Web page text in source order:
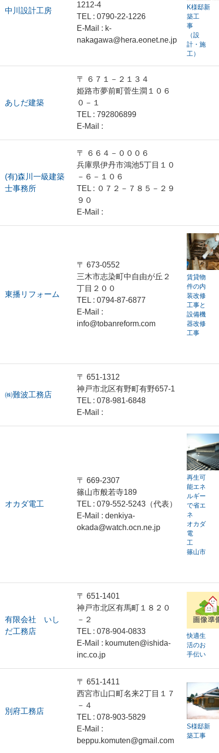
中川設計工房
1212-4
TEL : 0790-22-1226
E-Mail : k-
nakagawa@hera.eonet.ne.jp
K様邸新
築工
事
（設
計・施
工）
あしだ建築
〒 ６７１－２１３４
姫路市夢前町菅生澗１０６
０－１
TEL : 792806899
E-Mail :
(有)森川一級建築
士事務所
〒 ６６４－０００６
兵庫県伊丹市鴻池5丁目１０
－６－１０６
TEL : ０７２－７８５－２９
９０
E-Mail :
東播リフォーム
〒 673-0552
三木市志染町中自由が丘２
丁目２００
TEL : 0794-87-6877
E-Mail :
info@tobanreform.com
賃貸物
件の内
装改修
工事と
設備機
器改修
工事
㈱難波工務店
〒 651-1312
神戸市北区有野町有野657-1
TEL : 078-981-6848
E-Mail :
オカダ電工
〒 669-2307
篠山市般若寺189
TEL : 079-552-5243（代表）
E-Mail : denkiya-
okada@watch.ocn.ne.jp
再生可
能エネ
ルギー
で省エ
ネ
オカダ
電
工
篠山市
有限会社 いし
だ工務店
〒 651-1401
神戸市北区有馬町１８２０
－２
TEL : 078-904-0833
E-Mail : koumuten@ishida-
inc.co.jp
快適生
活のお
手伝い
別府工務店
〒 651-1411
西宮市山口町名来2丁目１７
－４
TEL : 078-903-5829
E-Mail :
beppu.komuten@gmail.com
S様邸新
築工事